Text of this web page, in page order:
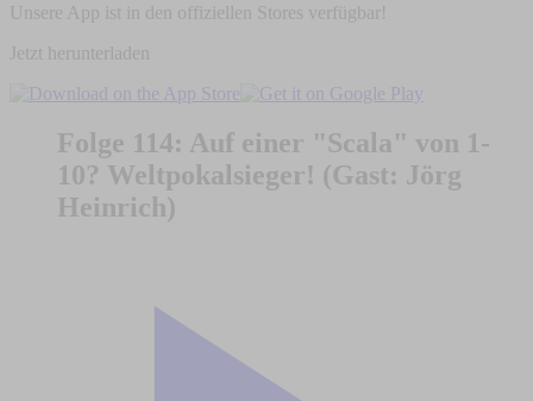
Unsere App ist in den offiziellen Stores verfügbar!
Jetzt herunterladen
Folge 114: Auf einer "Scala" von 1-
10? Weltpokalsieger! (Gast: Jörg
Heinrich)